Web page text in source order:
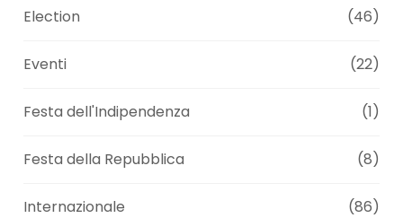
Election (46)
Eventi (22)
Festa dell'Indipendenza (1)
Festa della Repubblica (8)
Internazionale (86)